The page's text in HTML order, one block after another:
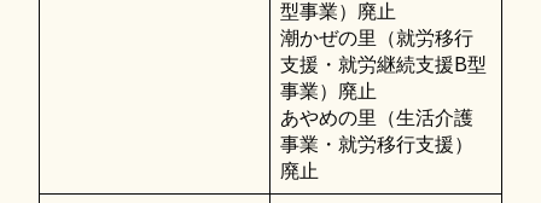
型事業）廃止
潮かぜの里（就労移行
支援・就労継続支援B型
事業）廃止
あやめの里（生活介護
事業・就労移行支援）
廃止